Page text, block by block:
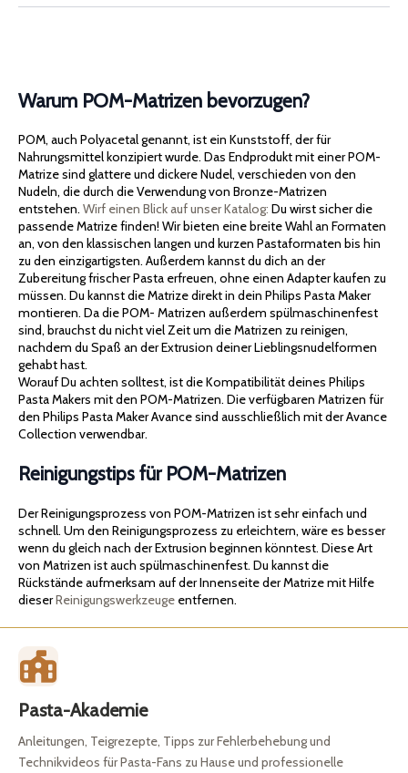
Warum POM-Matrizen bevorzugen?
POM, auch Polyacetal genannt, ist ein Kunststoff, der für
Nahrungsmittel konzipiert wurde. Das Endprodukt mit einer POM-
Matrize sind glattere und dickere Nudel, verschieden von den
Nudeln, die durch die Verwendung von Bronze-Matrizen
entstehen. Wirf einen Blick auf unser Katalog: Du wirst sicher die
passende Matrize finden! Wir bieten eine breite Wahl an Formaten
an, von den klassischen langen und kurzen Pastaformaten bis hin
zu den einzigartigsten. Außerdem kannst du dich an der
Zubereitung frischer Pasta erfreuen, ohne einen Adapter kaufen zu
müssen. Du kannst die Matrize direkt in dein Philips Pasta Maker
montieren. Da die POM- Matrizen außerdem spülmaschinenfest
sind, brauchst du nicht viel Zeit um die Matrizen zu reinigen,
nachdem du Spaß an der Extrusion deiner Lieblingsnudelformen
gehabt hast.
Worauf Du achten solltest, ist die Kompatibilität deines Philips
Pasta Makers mit den POM-Matrizen. Die verfügbaren Matrizen für
den Philips Pasta Maker Avance sind ausschließlich mit der Avance
Collection verwendbar.
Reinigungstips für POM-Matrizen
Der Reinigungsprozess von POM-Matrizen ist sehr einfach und
schnell. Um den Reinigungsprozess zu erleichtern, wäre es besser
wenn du gleich nach der Extrusion beginnen könntest. Diese Art
von Matrizen ist auch spülmaschinenfest. Du kannst die
Rückstände aufmerksam auf der Innenseite der Matrize mit Hilfe
dieserReinigungswerkzeuge entfernen.
Pasta-Akademie
Anleitungen, Teigrezepte, Tipps zur Fehlerbehebung und
Technikvideos für Pasta-Fans zu Hause und professionelle